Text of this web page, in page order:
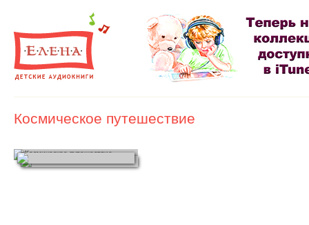
Космическое путешествие